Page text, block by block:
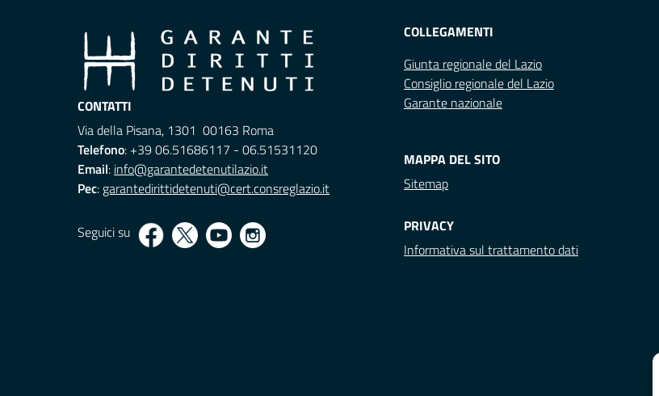
CONTATTI
Via della Pisana, 1301 00163 Roma
Telefono: +39 06.51686117 - 06.51531120
Email: info@garantedetenutilazio.it
Pec: garantedirittidetenuti@cert.consreglazio.it
Seguici su
COLLEGAMENTI
Giunta regionale del Lazio
Consiglio regionale del Lazio
Garante nazionale
MAPPA DEL SITO
Sitemap
PRIVACY
Informativa sul trattamento dati